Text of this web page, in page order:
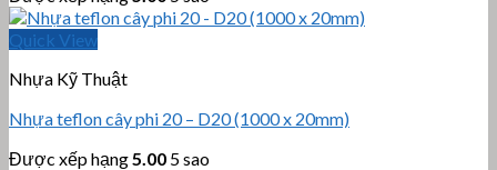
Quick View
Nhựa Kỹ Thuật
Nhựa teflon cây phi 20 – D20 (1000 x 20mm)
Được xếp hạng5.00 5 sao